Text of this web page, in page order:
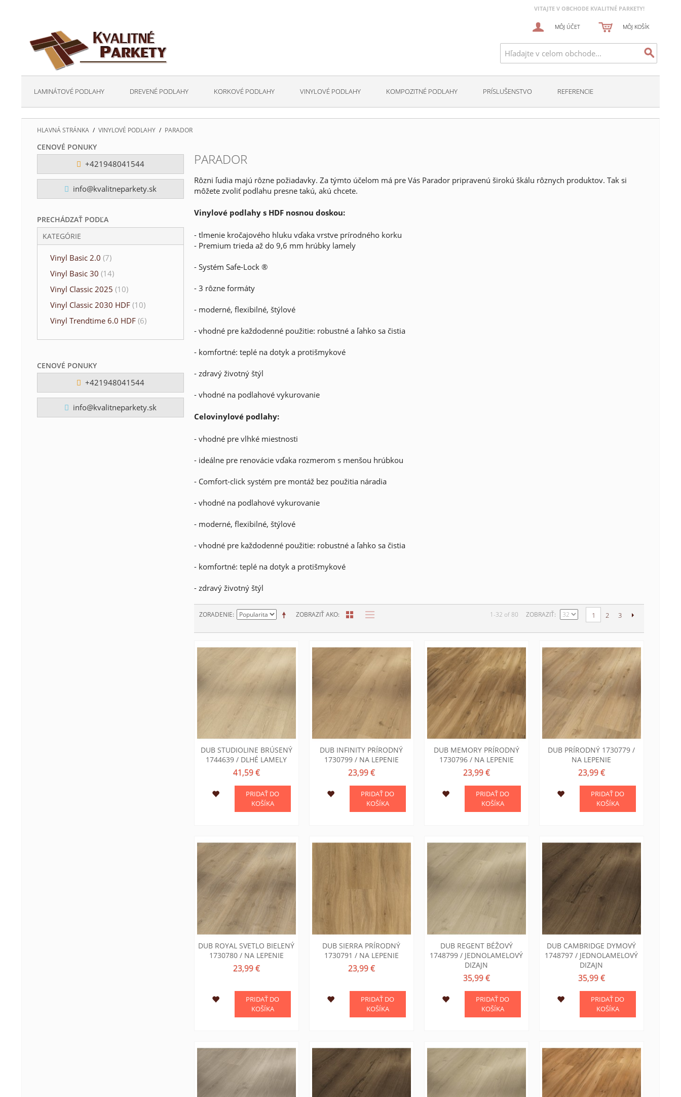
VITAJTE V OBCHODE KVALITNÉ PARKETY!
MÔJ ÚČET MÔJ KOŠÍK
LAMINÁTOVÉ PODLAHY DREVENÉ PODLAHY KORKOVÉ PODLAHY VINYLOVÉ PODLAHY KOMPOZITNÉ PODLAHY PRÍSLUŠENSTVO REFERENCIE
HLAVNÁ STRÁNKA / VINYLOVÉ PODLAHY / PARADOR
CENOVÉ PONUKY
+421948041544
info@kvalitneparkety.sk
PRECHÁDZAŤ PODĽA
KATEGÓRIE
Vinyl Basic 2.0 (7)
Vinyl Basic 30 (14)
Vinyl Classic 2025 (10)
Vinyl Classic 2030 HDF (10)
Vinyl Trendtime 6.0 HDF (6)
PARADOR
Rôzni ľudia majú rôzne požiadavky. Za týmto účelom má pre Vás Parador pripravenú širokú škálu rôznych produktov. Tak si
môžete zvoliť podlahu presne takú, akú chcete.
Vinylové podlahy s HDF nosnou doskou:
- tlmenie kročajového hluku vďaka vrstve prírodného korku
- Premium trieda až do 9,6 mm hrúbky lamely
- Systém Safe-Lock ®
- 3 rôzne formáty
- moderné, flexibilné, štýlové
- vhodné pre každodenné použitie: robustné a ľahko sa čistia
- komfortné: teplé na dotyk a protišmykové
- zdravý životný štýl
- vhodné na podlahové vykurovanie
Celovinylové podlahy:
- vhodné pre vlhké miestnosti
- ideálne pre renovácie vďaka rozmerom s menšou hrúbkou
- Comfort-click systém pre montáž bez použitia náradia
- vhodné na podlahové vykurovanie
- moderné, flexibilné, štýlové
- vhodné pre každodenné použitie: robustné a ľahko sa čistia
- komfortné: teplé na dotyk a protišmykové
- zdravý životný štýl
ZOBRAZIŤ AKO
ZORADENIE 1-32 of 80 ZOBRAZIŤ 1 2 3
DUB STUDIOLINE BRÚSENÝ
1744639 / DLHÉ LAMELY
41,59 €
PRIDAŤ DO
KOŠÍKA
DUB INFINITY PRÍRODNÝ
1730799 / NA LEPENIE
23,99 €
PRIDAŤ DO
KOŠÍKA
DUB MEMORY PRÍRODNÝ
1730796 / NA LEPENIE
23,99 €
PRIDAŤ DO
KOŠÍKA
DUB PRÍRODNÝ 1730779 /
NA LEPENIE
23,99 €
PRIDAŤ DO
KOŠÍKA
DUB ROYAL SVETLO BIELENÝ
1730780 / NA LEPENIE
23,99 €
PRIDAŤ DO
KOŠÍKA
DUB SIERRA PRÍRODNÝ
1730791 / NA LEPENIE
23,99 €
PRIDAŤ DO
KOŠÍKA
DUB REGENT BÉŽOVÝ
1748799 / JEDNOLAMELOVÝ
DIZAJN
35,99 €
PRIDAŤ DO
KOŠÍKA
DUB CAMBRIDGE DYMOVÝ
1748797 / JEDNOLAMELOVÝ
DIZAJN
35,99 €
PRIDAŤ DO
KOŠÍKA
CENOVÉ PONUKY
+421948041544
info@kvalitneparkety.sk